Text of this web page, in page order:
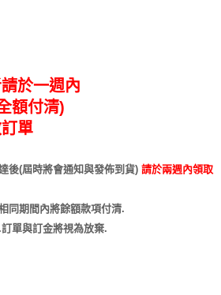
於一週內
額付清)
單
後(屆時將會通知與發佈到貨) 請於兩週內領取
同期間內將餘額款項付清.
.訂單與訂金將視為放棄.